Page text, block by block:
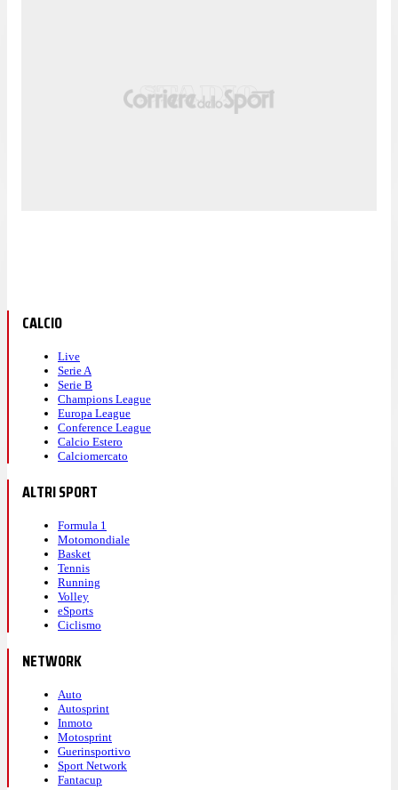
CALCIO
Live
Serie A
Serie B
Champions League
Europa League
Conference League
Calcio Estero
Calciomercato
ALTRI SPORT
Formula 1
Motomondiale
Basket
Tennis
Running
Volley
eSports
Ciclismo
NETWORK
Auto
Autosprint
Inmoto
Motosprint
Guerinsportivo
Sport Network
Fantacup